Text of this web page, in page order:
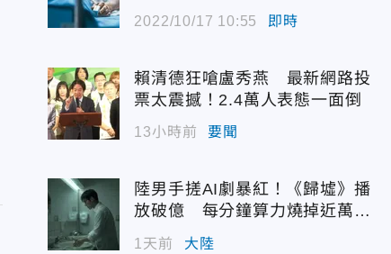
2022/10/17 10:55 即時
賴清德狂嗆盧秀燕 最新網路投
票太震撼！2.4萬人表態一面倒
13小時前 要聞
陸男手搓AI劇暴紅！《歸墟》播
放破億 每分鐘算力燒掉近萬台
1天前 大陸